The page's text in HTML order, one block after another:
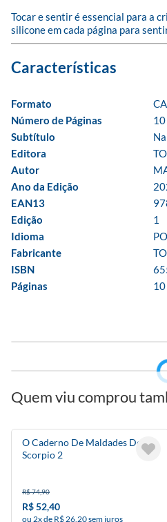
Tocar e sentir é essencial para a
silicone em cada página para
Formato
Número de Páginas
10
Subtítulo
Editora
Autor
Ano da Edição
EAN13
Edição
1
Idioma
Fabricante
ISBN
Páginas
10
Quem viu comprou
O Caderno De Maldades Do
Scorpio 2
R$ 74,90
R$ 52,40
ou 2x de R$ 26,20 sem juros